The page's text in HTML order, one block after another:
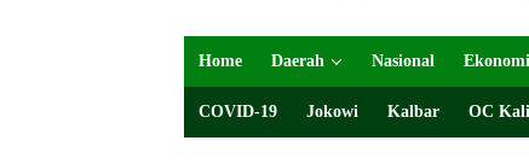
Home Daerah Nasional Ekonomi
COVID-19 Jokowi Kalbar OC